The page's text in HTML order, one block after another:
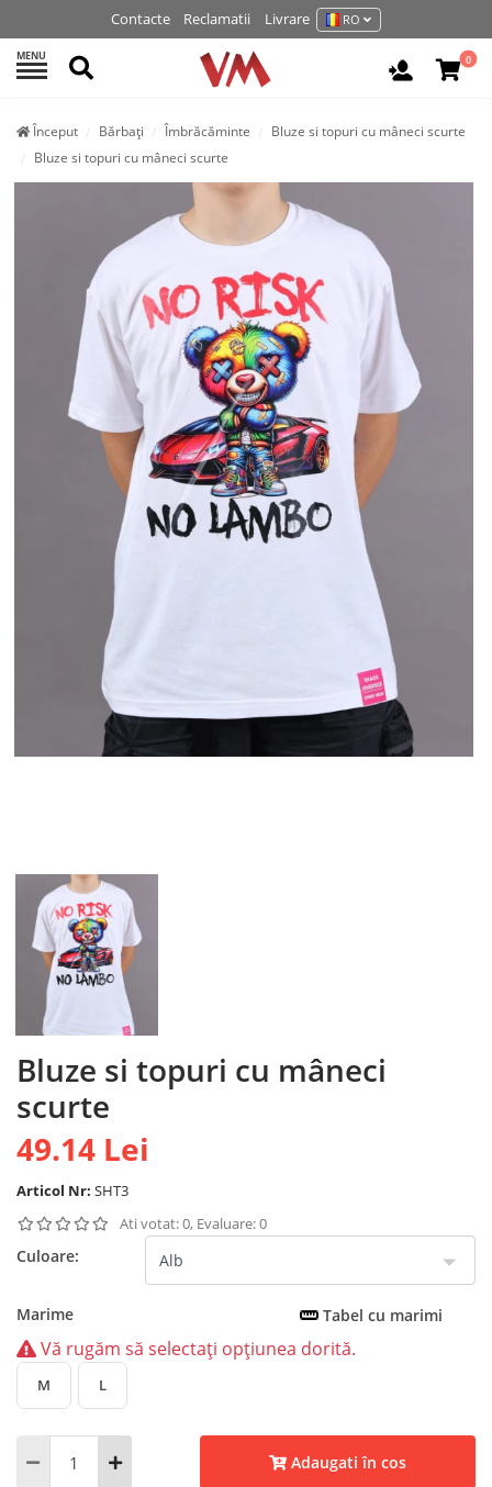
Contacte Reclamatii Livrare RO
MENU Cautati 0
Început Bărbați Îmbrăcăminte
Bluze si topuri cu mâneci scurte
Bluze si topuri cu mâneci scurte
Bluze si topuri cu mâneci
scurte
49.14 Lei
Articol Nr: SHT3
Ati votat: 0, Evaluare: 0
Culoare:
Marime Tabel cu marimi
Vă rugăm să selectați opțiunea dorită.
M L
Adaugati în cos